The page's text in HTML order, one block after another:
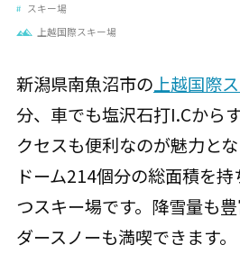
スキー場
上越国際スキー場
新潟県南魚沼市の上越国際
分、車でも塩沢石打I.Cから
クセスも便利なのが魅力と
ドーム214個分の総面積を
つスキー場です。降雪量も
ダースノーも満喫できます。